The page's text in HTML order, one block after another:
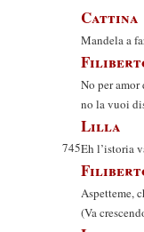
Cattina
Mandela a
No per
no la vuoi
Lilla
745Eh l’istoria
Aspetteme,
(Va